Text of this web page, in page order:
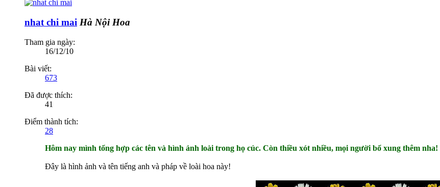
nhat chi mai Hà Nội Hoa
Tham gia ngày:
16/12/10
Bài viết:
673
Đã được thích:
41
Điểm thành tích:
28
Hôm nay mình tổng hợp các tên và hình ảnh loài trong họ cúc. Còn thiều xót nhiều, mọi người bổ xung thêm nha!
Đây là hình ảnh và tên tiếng anh và pháp về loài hoa này!